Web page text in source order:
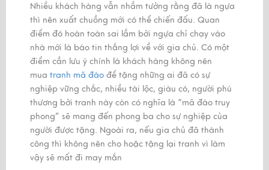
Nhiều khách hàng vẫn nhầm tưởng rằng đã là ngựa
thì nên xuất chuồng mới có thể chiến đấu. Quan
điểm đó hoàn toàn sai lầm bởi ngựa chỉ chạy vào
nhà mới là báo tin thắng lợi về với gia chủ. Có một
điểm cần lưu ý chính là khách hàng không nên
mua tranh mã đáo để tặng những ai đã có sự
nghiệp vững chắc, nhiều tài lộc, giàu có, người phú
thương bởi tranh này còn có nghĩa là “mã đáo truy
phong” sẽ mang đến phong ba cho sự nghiệp của
người được tặng. Ngoài ra, nếu gia chủ đã thành
công thì không nên cho hoặc tặng lại tranh vì làm
vậy sẽ mất đi may mắn